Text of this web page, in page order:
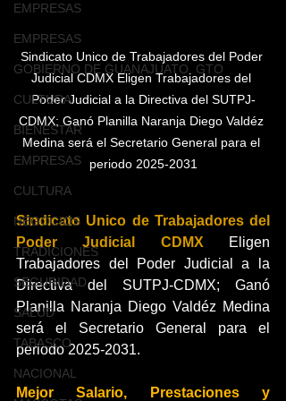
EMPRESAS
EMPRESAS
GOBIERNO DE GUANAJUATO, GTO
CULTURA
BIENESTAR
EMPRESAS
CULTURA
NEGOCIOS
TRADICIONES
SEGURIDAD
SALUD
TABASCO
NACIONAL
Sindicato Unico de Trabajadores del Poder
Judicial CDMX Eligen Trabajadores del
Poder Judicial a la Directiva del SUTPJ-
CDMX; Ganó Planilla Naranja Diego Valdéz
Medina será el Secretario General para el
periodo 2025-2031
Sindicato Unico de Trabajadores del
Poder Judicial CDMX Eligen
Trabajadores del Poder Judicial a la
Directiva del SUTPJ-CDMX; Ganó
Planilla Naranja Diego Valdéz Medina
será el Secretario General para el
periodo 2025-2031.
Mejor Salario, Prestaciones y